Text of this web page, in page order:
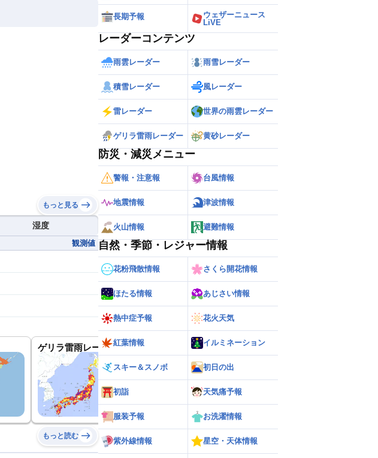
もっと見る
湿度
観測値
ゲリラ雷雨レーダー 世界の雨雲レーダー
もっと読む
長期予報
ウェザーニュース
LiVE
レーダーコンテンツ
雨雲レーダー 雨雪レーダー
積雪レーダー 風レーダー
雷レーダー 世界の雨雲レーダー
ゲリラ雷雨レーダー 黄砂レーダー
防災・減災メニュー
警報・注意報 台風情報
地震情報 津波情報
火山情報 避難情報
自然・季節・レジャー情報
花粉飛散情報 さくら開花情報
ほたる情報 あじさい情報
熱中症予報 花火天気
紅葉情報 イルミネーション
スキー＆スノボ 初日の出
初詣 天気痛予報
服装予報 お洗濯情報
紫外線情報 星空・天体情報